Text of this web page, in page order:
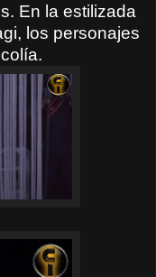
En la estilizada
los personajes